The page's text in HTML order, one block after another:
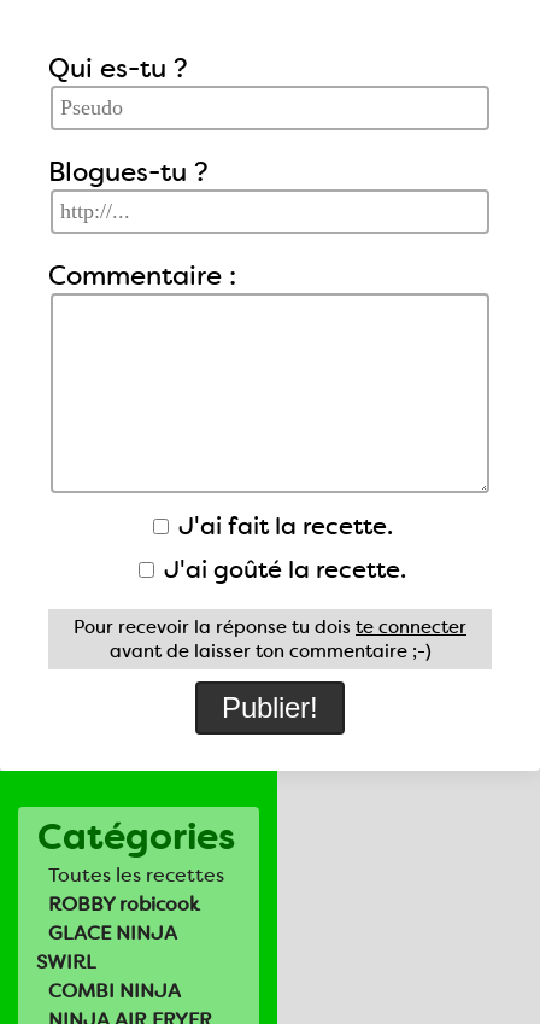
Catégories
Toutes les recettes
ROBBY robicook
GLACE NINJA
SWIRL
COMBI NINJA
Qui es-tu ?
Blogues-tu ?
Commentaire :
J'ai fait la recette.
J'ai goûté la recette.
Pour recevoir la réponse tu dois te connecter
avant de laisser ton commentaire ;-)